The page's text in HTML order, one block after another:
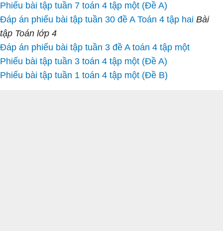
Phiếu bài tập tuần 7 toán 4 tập một (Đề A)
Đáp án phiếu bài tập tuần 30 đề A Toán 4 tập hai Bài
tập Toán lớp 4
Đáp án phiếu bài tập tuần 3 đề A toán 4 tập một
Phiếu bài tập tuần 3 toán 4 tập một (Đề A)
Phiếu bài tập tuần 1 toán 4 tập một (Đề B)